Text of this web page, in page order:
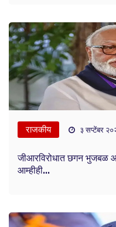
राजकीय ३ सप्टेंबर
जीआरविरोधात छगन भुजबळ
आम्हीही...